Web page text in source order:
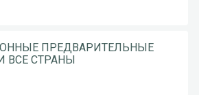
ПРЕДВАРИТЕЛЬНЫЕ
ВСЕ СТРАНЫ